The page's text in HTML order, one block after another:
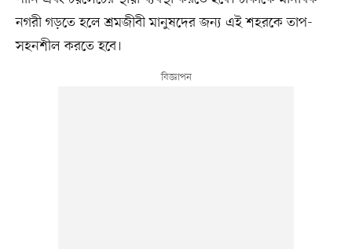
নগরী গড়তে হলে শ্রমজীবী মানুষদের জন্য এই শহরকে তাপ-
সহনশীল করতে হবে।